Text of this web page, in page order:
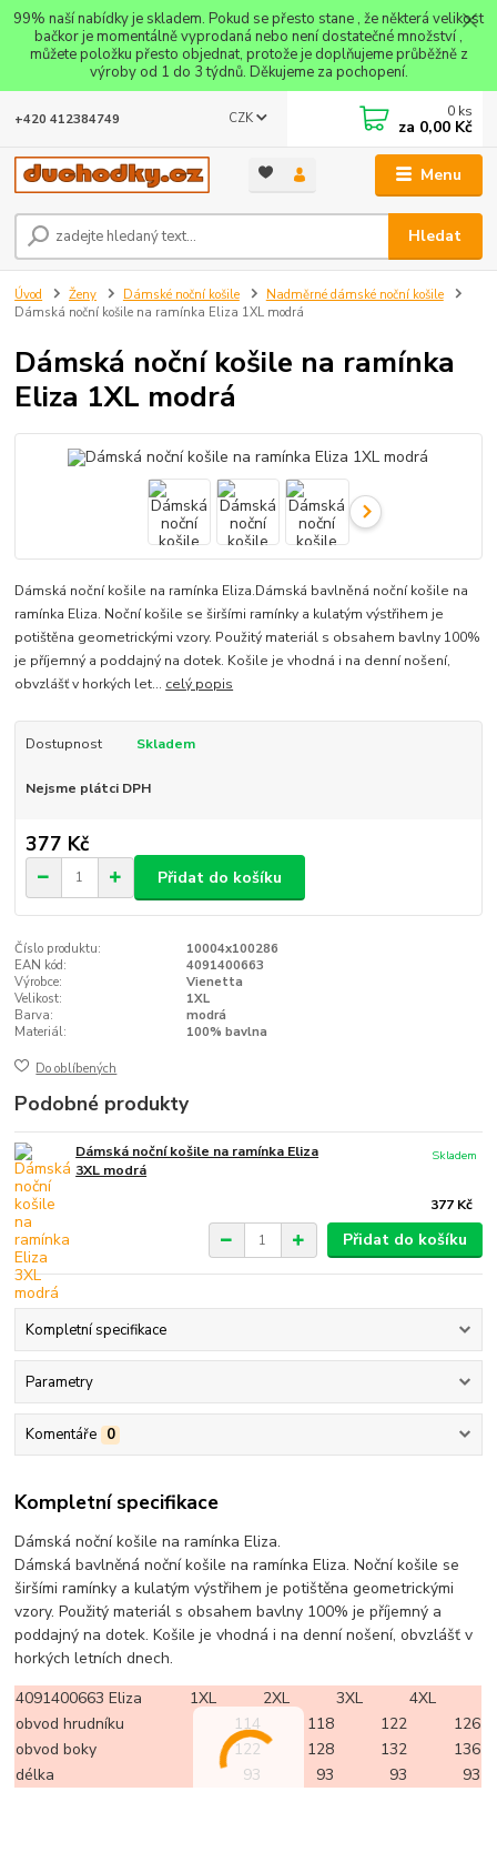
99% naší nabídky je skladem. Pokud se přesto stane , že některá velikost
bačkor je momentálně vyprodaná nebo není dostatečné množství ,
můžete položku přesto objednat, protože je doplňujeme průběžně z
výroby od 1 do 3 týdnů. Děkujeme za pochopení.
Menu
CZK
Hledat
+420 412384749 0 ks
za 0,00 Kč
Úvod Ženy Dámské noční košile
Nadměrné dámské noční košile
Dámská noční košile na ramínka Eliza 1XL modrá
Dámská noční košile na ramínka
Eliza 1XL modrá
Dámská noční košile na ramínka Eliza.Dámská bavlněná noční košile na
ramínka Eliza. Noční košile se širšími ramínky a kulatým výstřihem je
potištěna geometrickými vzory. Použitý materiál s obsahem bavlny 100%
je příjemný a poddajný na dotek. Košile je vhodná i na denní nošení,
obvzlášť v horkých let... celý popis
Dostupnost Skladem
Nejsme plátci DPH
377 Kč
Přidat do košíku
Číslo produktu:
10004x100286
EAN kód:
4091400663
Výrobce:
Vienetta
Velikost:
1XL
Barva:
modrá
Materiál:
100% bavlna
Do oblíbených
Podobné produkty
Dámská noční košile na ramínka Eliza
3XL modrá
377 Kč
Skladem
Přidat do košíku
Kompletní specifikace
Parametry
Komentáře 0
Kompletní specifikace
Dámská noční košile na ramínka Eliza.
Dámská bavlněná noční košile na ramínka Eliza. Noční košile se
širšími ramínky a kulatým výstřihem je potištěna geometrickými
vzory. Použitý materiál s obsahem bavlny 100% je příjemný a
poddajný na dotek. Košile je vhodná i na denní nošení, obvzlášť v
horkých letních dnech.
4091400663 Eliza
1XL 2XL 3XL
4XL
obvod hrudníku
114 118 122
126
obvod boky
122 128 132
136
délka
93 93 93 93